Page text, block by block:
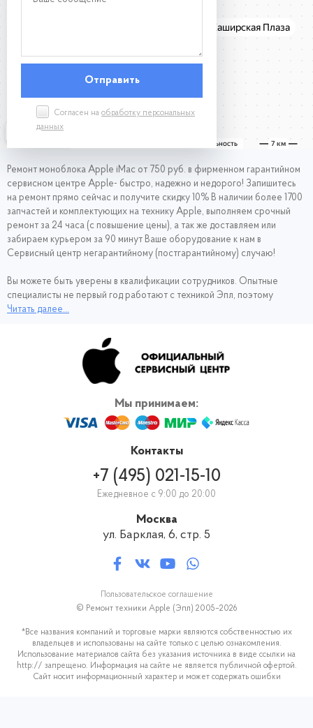
Согласен на обработку персональных
данных
Ремонт моноблока Apple iMac от 750 руб. в фирменном гарантийном
сервисном центре Apple- быстро, надежно и недорого! Запишитесь
на ремонт прямо сейчас и получите скидку 10% В наличии более 1700
запчастей и комплектующих на технику Apple, выполняем срочный
ремонт за 24 часа (с повышение цены), а так же доставляем или
забираем курьером за 90 минут Ваше оборудование к нам в
Сервисный центр негарантийному (постгарантийному) случаю!
Вы можете быть уверены в квалификации сотрудников. Опытные
специалисты не первый год работают с техникой Эпл, поэтому
проводят диагностику и ремонт Apple iMac оперативно и
из ремонта, обращайтесь в наш сервис.
Читать далее...
Мы принимаем:
Контакты
+7 (495) 021-15-10
Ежедневное с 9:00 до 20:00
Москва
ул. Барклая, 6, стр. 5
Пользовательское соглашение
© Ремонт техники Apple (Эпл) 2005–2026
*Все названия компаний и торговые марки являются собственностью их
владельцев и использованы на сайте только с целью ознакомления.
Использование материалов сайта без указания источника в виде ссылки на
http:// запрещено. Информация на сайте не является публичной офертой.
Сайт носит информационный характер и может содержать ошибки